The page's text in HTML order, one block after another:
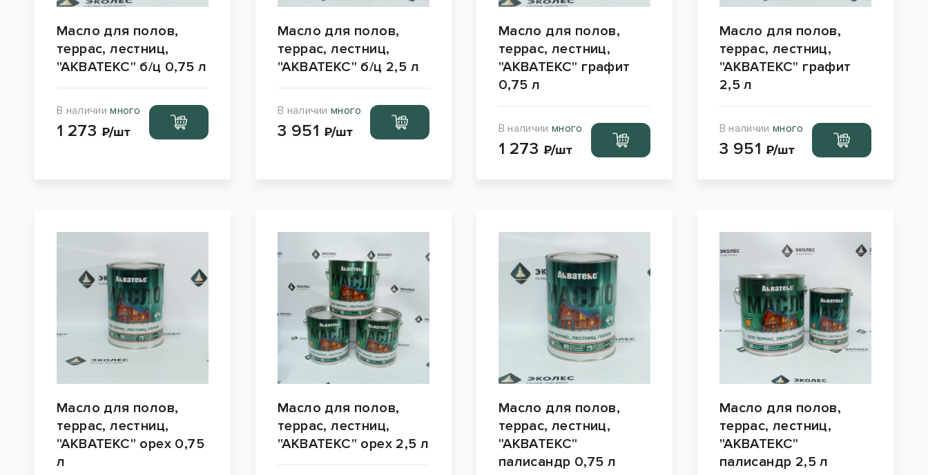
Масло для полов,
террас, лестниц,
"АКВАТЕКС" б/ц 0,75 л
В наличиимного
1 273 ₽/шт
Перейти
в корзину
Масло для полов,
террас, лестниц,
"АКВАТЕКС" б/ц 2,5 л
В наличиимного
3 951 ₽/шт
Перейти
в корзину
Масло для полов,
террас, лестниц,
"АКВАТЕКС" графит
0,75 л
В наличиимного
1 273 ₽/шт
Перейти
в корзину
Масло для полов,
террас, лестниц,
"АКВАТЕКС" графит
2,5 л
В наличии много
3 951 ₽/шт
Перейти
в корзину
Масло для полов,
террас, лестниц,
"АКВАТЕКС" орех 0,75
л
Масло для полов,
террас, лестниц,
"АКВАТЕКС" орех 2,5 л
Масло для полов,
террас, лестниц,
"АКВАТЕКС"
палисандр 0,75 л
Масло для полов,
террас, лестниц,
"АКВАТЕКС"
палисандр 2,5 л